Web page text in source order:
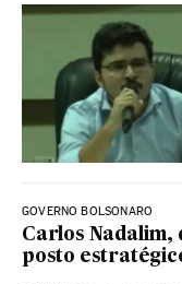
GOVERNO BOLSONARO
Carlos Nadalim,
posto